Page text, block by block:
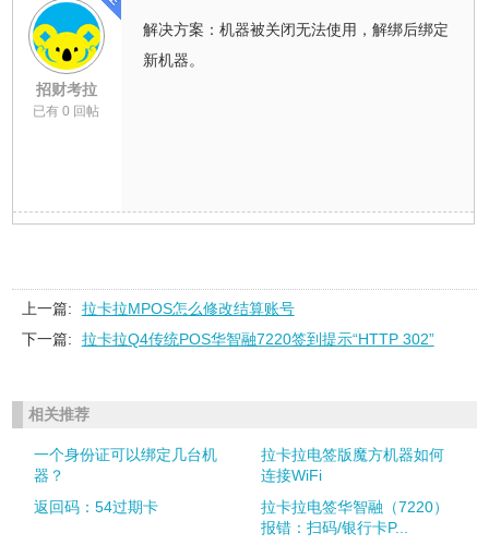
招财考拉
已有 0 回帖
解决方案：机器被关闭无法使用，解绑后绑定
新机器。
上一篇:
拉卡拉MPOS怎么修改结算账号
下一篇:
拉卡拉Q4传统POS华智融7220签到提示“HTTP 302”
相关推荐
一个身份证可以绑定几台机
器？
拉卡拉电签版魔方机器如何
连接WiFi
返回码：54过期卡
拉卡拉电签华智融（7220）
报错：扫码/银行卡P...